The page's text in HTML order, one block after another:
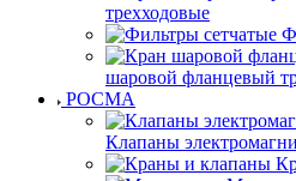
трехходовые
шаровой фланцевый
РОСМА
Клапаны